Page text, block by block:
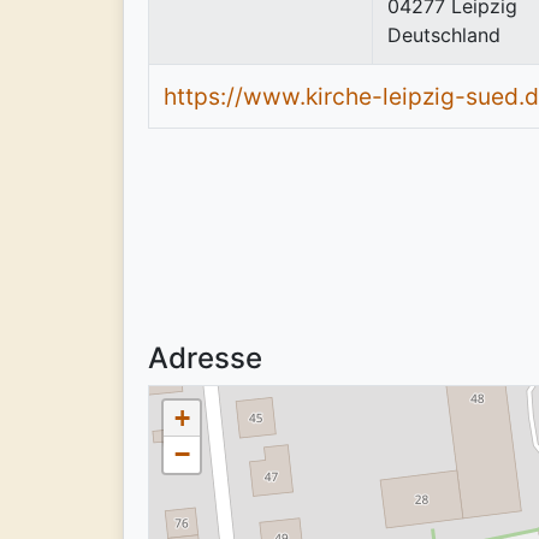
04277 Leipzig
Deutschland
https://www.kirche-leipzig-
Adresse
+
−